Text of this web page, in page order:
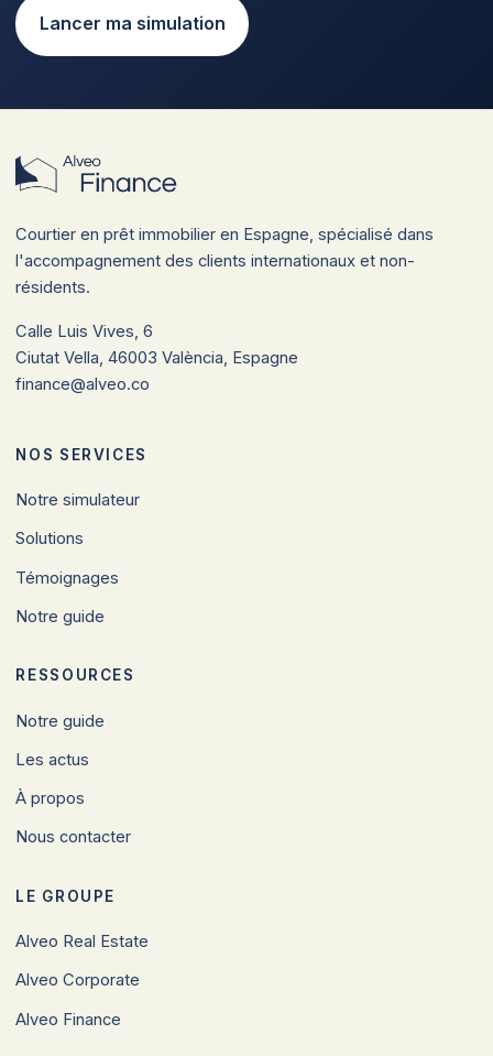
Lancer ma simulation
Courtier en prêt immobilier en Espagne, spécialisé dans
l'accompagnement des clients internationaux et non-
résidents.
Calle Luis Vives, 6
Ciutat Vella, 46003 València, Espagne
finance@alveo.co
NOS SERVICES
Notre simulateur
Solutions
Témoignages
Notre guide
RESSOURCES
Notre guide
Les actus
À propos
Nous contacter
LE GROUPE
Alveo Real Estate
Alveo Corporate
Alveo Finance